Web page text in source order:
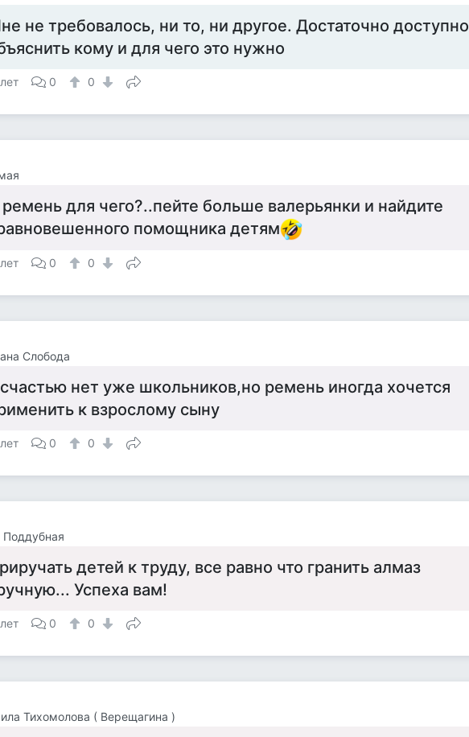
не требовалось, ни то, ни другое. Достаточно доступно
кому и для чего это нужно
0 0
для чего?..пейте больше валерьянки и найдите
помощника детям
0 0
Слобода
нет уже школьников,но ремень иногда хочется
к взрослому сыну
0 0
Поддубная
детей к труду, все равно что гранить алмаз
Успеха вам!
0 0
Тихомолова ( Верещагина )